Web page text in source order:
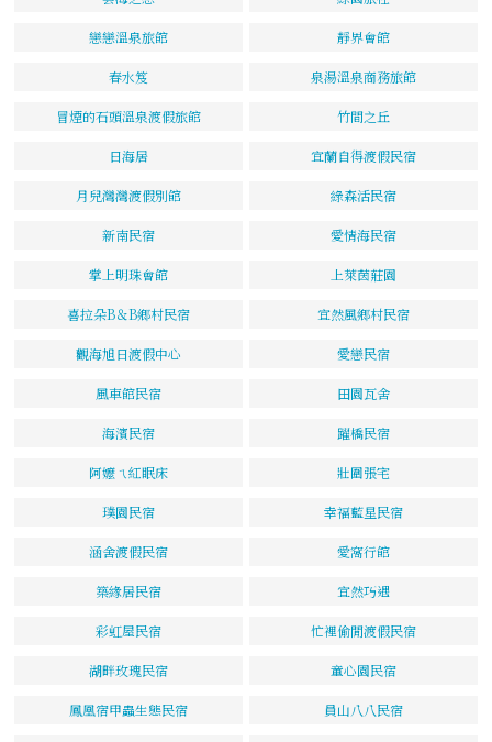
戀戀溫泉旅館 靜界會館
春水笈 泉湯溫泉商務旅館
冒煙的石頭溫泉渡假旅館 竹間之丘
日海居 宜蘭自得渡假民宿
月兒灣灣渡假別館 綠森活民宿
新南民宿 愛情海民宿
掌上明珠會館 上萊茵莊園
喜拉朵B＆B鄉村民宿 宜然風鄉村民宿
觀海旭日渡假中心 愛戀民宿
風車館民宿 田園瓦舍
海濱民宿 躍橋民宿
阿嬤ㄟ紅眠床 壯圍張宅
璞園民宿 幸福藍星民宿
涵舍渡假民宿 愛窩行館
築緣居民宿 宜然巧遇
彩虹屋民宿 忙裡偷閒渡假民宿
湖畔玫瑰民宿 童心園民宿
鳳凰宿甲蟲生態民宿 員山八八民宿